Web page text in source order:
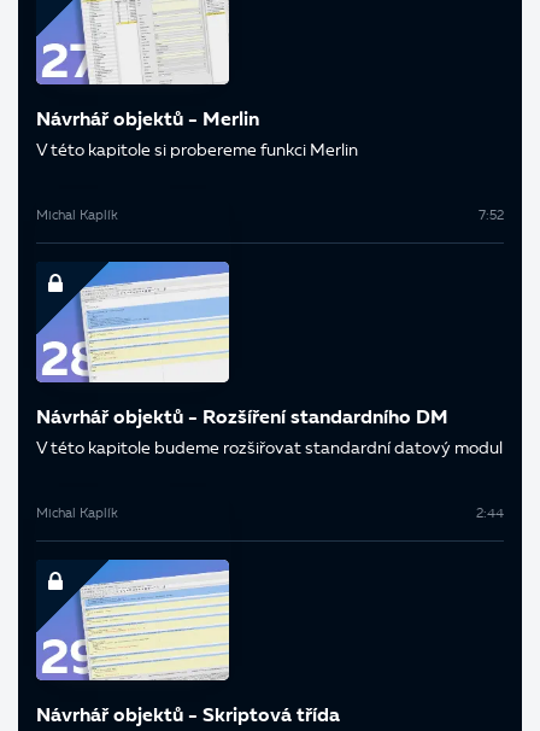
Návrhář objektů - Merlin
V této kapitole si probereme funkci Merlin
Michal Kaplík 7:52
Návrhář objektů - Rozšíření standardního DM
V této kapitole budeme rozšiřovat standardní datový modul
Michal Kaplík 2:44
Návrhář objektů - Skriptová třída